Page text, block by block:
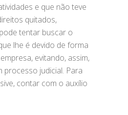
e que não teve
quitados,
tentar buscar o
lhe é devido de forma
evitando, assim,
processo judicial. Para
contar com o auxílio